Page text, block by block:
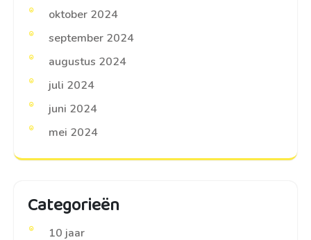
oktober 2024
september 2024
augustus 2024
juli 2024
juni 2024
mei 2024
Categorieën
10 jaar